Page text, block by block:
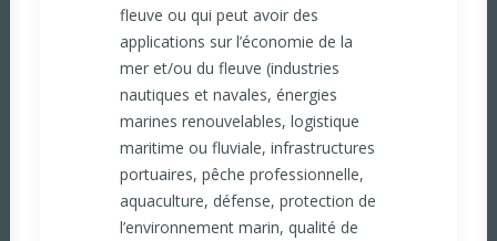
fleuve ou qui peut avoir des
applications sur l’économie de la
mer et/ou du fleuve (industries
nautiques et navales, énergies
marines renouvelables, logistique
maritime ou fluviale, infrastructures
portuaires, pêche professionnelle,
aquaculture, défense, protection de
l’environnement marin, qualité de